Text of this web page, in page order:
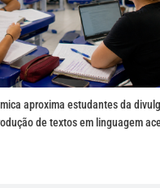
aproxima estudantes da
de textos em linguagem